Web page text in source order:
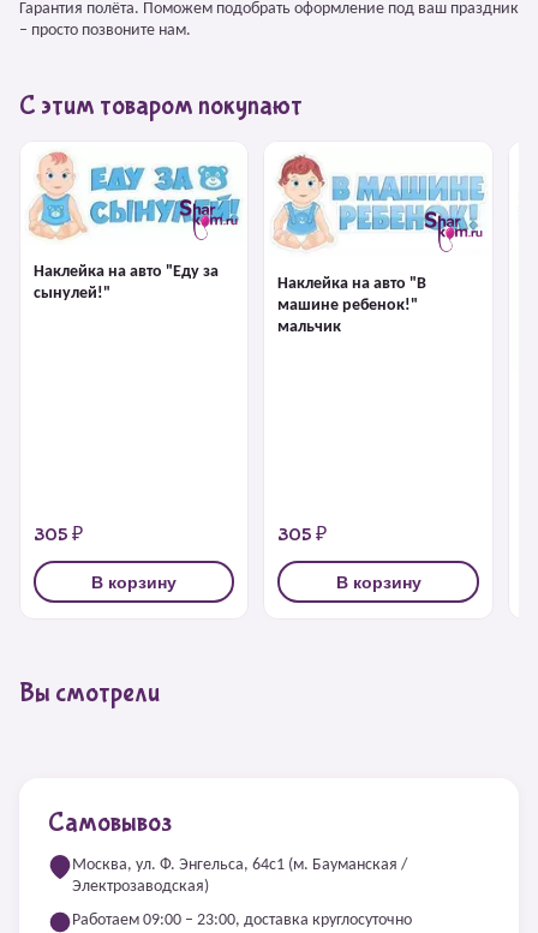
Гарантия полёта. Поможем подобрать оформление под ваш праздник
– просто позвоните нам.
С этим товаром покупают
Наклейка на авто "Еду за
сынулей!"
305 ₽
В корзину
Наклейка на авто "В
машине ребенок!"
мальчик
305 ₽
В корзину
Вы смотрели
Самовывоз
Москва, ул. Ф. Энгельса, 64с1 (м. Бауманская /
Электрозаводская)
Работаем 09:00 – 23:00, доставка круглосуточно